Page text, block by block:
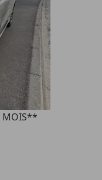
MOIS**